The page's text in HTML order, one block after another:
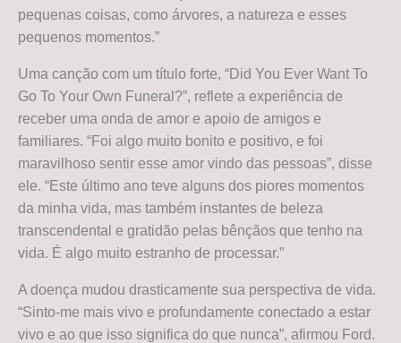
pequenas coisas, como árvores, a natureza e esses
pequenos momentos.”
Uma canção com um título forte, “Did You Ever Want To
Go To Your Own Funeral?”, reflete a experiência de
receber uma onda de amor e apoio de amigos e
familiares. “Foi algo muito bonito e positivo, e foi
maravilhoso sentir esse amor vindo das pessoas”, disse
ele. “Este último ano teve alguns dos piores momentos
da minha vida, mas também instantes de beleza
transcendental e gratidão pelas bênçãos que tenho na
vida. É algo muito estranho de processar.”
A doença mudou drasticamente sua perspectiva de vida.
“Sinto-me mais vivo e profundamente conectado a estar
vivo e ao que isso significa do que nunca”, afirmou Ford.